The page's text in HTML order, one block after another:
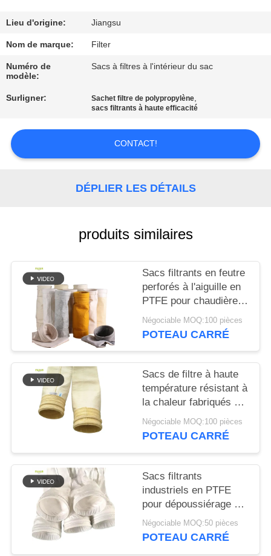
CONTRÔLE
DE
QUALITÉ
CONTACTEZ-
NOUVELLES
CITATION
PLAN
SITE
POLITIQUE
DE
CONFIDENTIALITÉ
Lieu d'origine: Jiangsu
Nom de marque: Filter
Numéro de
modèle:
Sacs à filtres à l'intérieur du sac
Surligner: Sachet filtre de polypropylène,
sacs filtrants à haute efficacité
CONTACT!
DÉPLIER LES DÉTAILS
produits similaires
Sacs filtrants en feutre
perforés à l'aiguille en
PTFE pour chaudières
industrielles
Négociable MOQ:100 pièces
POTEAU CARRÉ
Sacs de filtre à haute
température résistant à
la chaleur fabriqués à
partir de fibres de verre
à 100% pour les
d'asphalte
Négociable MOQ:100 pièces
POTEAU CARRÉ
Sacs filtrants
industriels en PTFE
pour dépoussiérage à
haute température
dans l'incinération des
Négociable MOQ:50 pièces
POTEAU CARRÉ